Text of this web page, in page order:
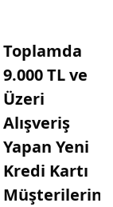
Toplamda
9.000 TL ve
Üzeri
Alışveriş
Yapan Yeni
Kredi Kartı
Müşterilerine